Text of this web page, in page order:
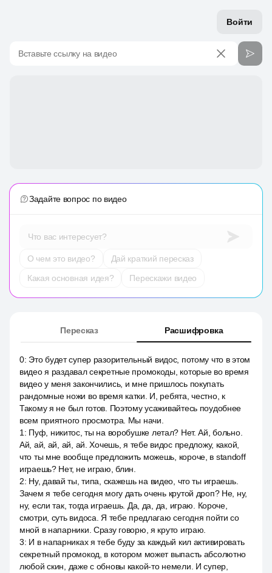
Войти
Вставьте ссылку на видео
Задайте вопрос по видео
Что вас интересует?
О чем это видео?
Дай краткий пересказ
Какая основная идея?
Перескажи видео
Пересказ Расшифровка
0: Это будет супер разорительный видос, потому что в этом
видео я раздавал секретные промокоды, которые во время
видео у меня закончились, и мне пришлось покупать
рандомные ножи во время катки. И, ребята, честно, к
Такому я не был готов. Поэтому усаживайтесь поудобнее
всем приятного просмотра. Мы начи.
1 : Пуф, никитос, ты на воробушке летал? Нет. Ай, больно.
Ай, ай, ай, ай, ай. Хочешь, я тебе видос предложу, какой,
что ты мне вообще предложить можешь, короче, в standoff
играешь? Нет, не играю, блин.
2: Ну, давай ты, типа, скажешь на видео, что ты играешь.
Зачем я тебе сегодня могу дать очень крутой дроп? Не, ну,
ну, если так, тогда играешь. Да, да, да, играю. Короче,
смотри, суть видоса. Я тебе предлагаю сегодня пойти со
мной в напарники. Сразу говорю, я круто играю.
3: И в напарниках я тебе буду за каждый кил активировать
секретный промокод, в котором может выпасть абсолютно
любой скин, даже с обновы какой-то немели. И супер,